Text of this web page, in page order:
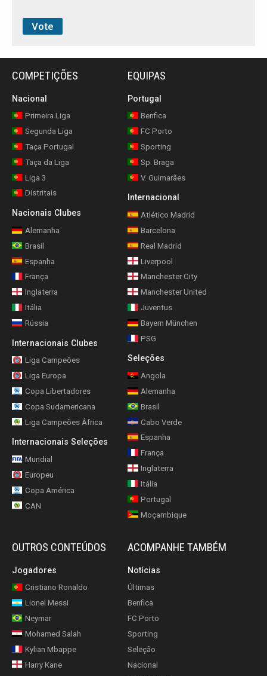
COMPETIÇÕES
Nacional
Primeira Liga
Segunda Liga
Taça Portugal
Taça da Liga
Liga 3
Distritais
Nacionais Clubes
Alemanha
Brasil
Espanha
França
Inglaterra
Itália
Rússia
Internacionais Clubes
Liga Campeões
Liga Europa
Copa Libertadores
Copa Sudamericana
Liga Campeões África
Internacionais Seleções
Mundial
Europeu
Copa América
CAN
EQUIPAS
Portugal
Benfica
FC Porto
Sporting
Sp. Braga
V. Guimarães
Internacional
Atlético Madrid
Barcelona
Real Madrid
Liverpool
Manchester City
Manchester United
Juventus
Bayern München
PSG
Seleções
Angola
Alemanha
Brasil
Cabo Verde
Espanha
França
Inglaterra
Itália
Portugal
Moçambique
OUTROS CONTEÚDOS
Jogadores
Cristiano Ronaldo
Lionel Messi
Neymar
Mohamed Salah
Kylian Mbappe
Harry Kane
ACOMPANHE TAMBÉM
Notícias
Últimas
Benfica
FC Porto
Sporting
Seleção
Nacional